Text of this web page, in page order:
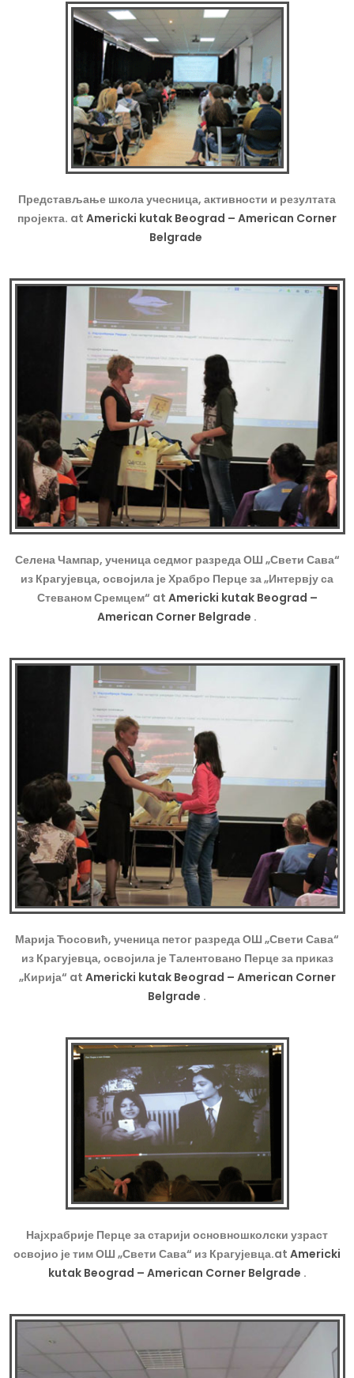
Представљање школа учесница, активности и резултата
пројекта. at Americki kutak Beograd – American Corner
Belgrade
Селена Чампар, ученица седмог разреда ОШ „Свети Сава“
из Крагујевца, освојила је Храбро Перце за „Интервју са
Стеваном Сремцем“ at Americki kutak Beograd –
American Corner Belgrade .
Марија Ћосовић, ученица петог разреда ОШ „Свети Сава“
из Крагујевца, освојила је Талентовано Перце за приказ
„Кирија“ at Americki kutak Beograd – American Corner
Belgrade .
Најхрабрије Перце за старији основношколски узраст
освојио је тим ОШ „Свети Сава“ из Крагујевца.at Americki
kutak Beograd – American Corner Belgrade .